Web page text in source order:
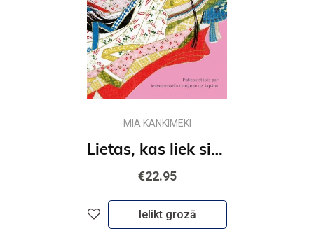
MIA KANKIMEKI
Lietas, kas liek sirdij pukstēt straujāk
€22.95
Ielikt grozā